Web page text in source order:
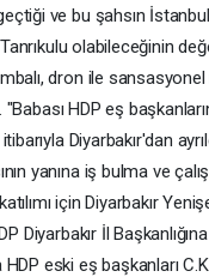
ve bu şahsın
olabileceğinin
dron ile
HDP eş
Diyarbakır'dan
yanına iş bulma ve
için Diyarbakır
Diyarbakır İl
eski eş başkanları